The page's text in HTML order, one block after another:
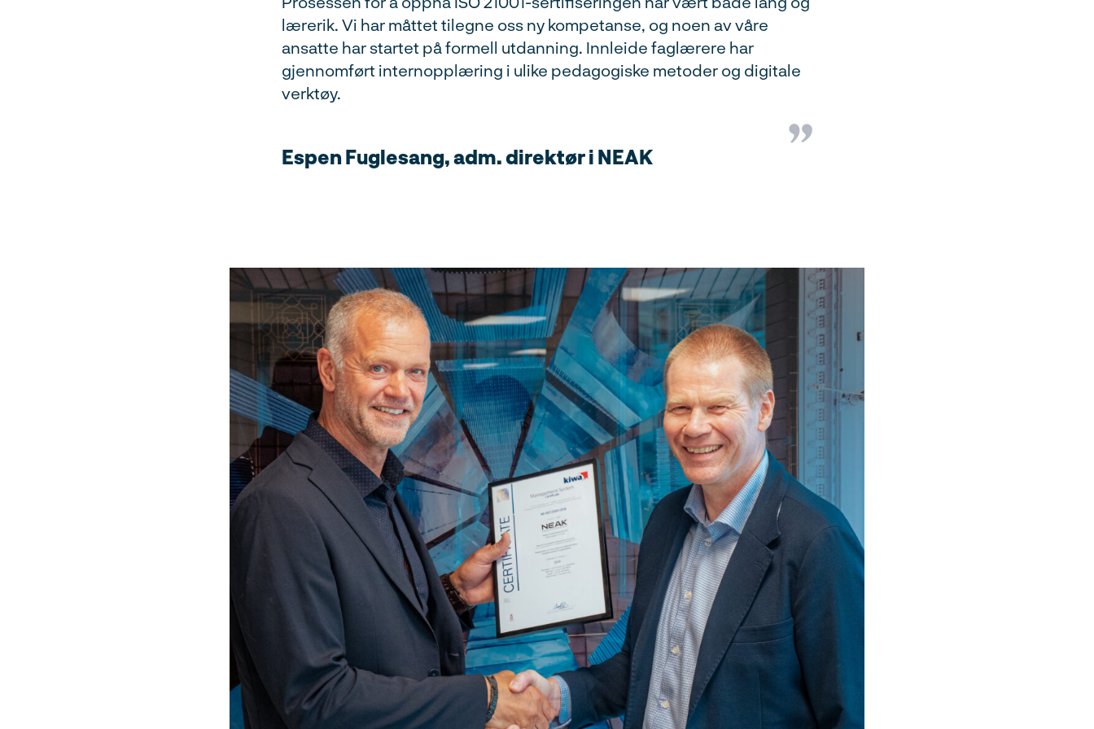
lærerik. Vi har måttet tilegne oss ny kompetanse, og noen av våre
ansatte har startet på formell utdanning. Innleide faglærere har
gjennomført internopplæring i ulike pedagogiske metoder og digitale
verktøy.
Espen Fuglesang, adm. direktør i NEAK